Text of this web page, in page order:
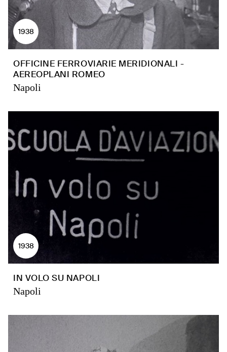
1938
OFFICINE FERROVIARIE MERIDIONALI -
AEREOPLANI ROMEO
Napoli
1938
IN VOLO SU NAPOLI
Napoli